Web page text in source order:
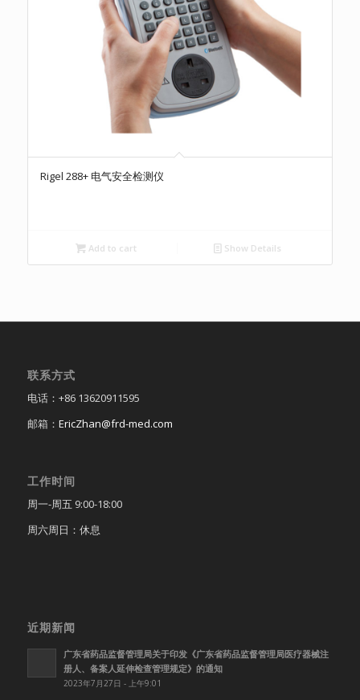
Rigel 288+ 电气安全检测仪
Add to cart Show Details
联系方式
电话：+86 13620911595
邮箱： EricZhan@frd-med.com
工作时间
周一-周五 9:00-18:00
周六周日：休息
近期新闻
广东省药品监督管理局关于印发《广东省药品监督管理局医疗器械注
册人、备案人延伸检查管理规定》的通知
2023年7月27日 - 上午9:01